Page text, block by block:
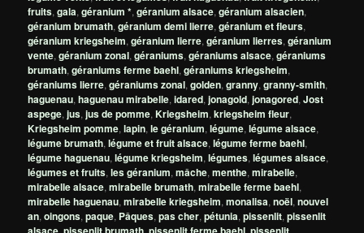
fruits,gala,géranium *,géranium alsace,géranium alsacien,
géranium brumath,géranium demi lierre,géranium et fleurs,
géranium kriegsheim,géranium lierre,géranium lierres,géranium
vente,géranium zonal,géraniums,géraniums alsace,géraniums
brumath,géraniums ferme baehl,géraniums kriegsheim,
géraniums lierre,géraniums zonal,golden,granny,granny-smith,
haguenau,haguenau mirabelle,idared,jonagold,jonagored,Jost
aspege,jus,jus de pomme,Kriegsheim,kriegsheim fleur,
Kriegsheim pomme,lapin,le géranium,légume,légume alsace,
légume brumath,légume et fruit alsace,légume ferme baehl,
légume haguenau,légume kriegsheim,légumes,légumes alsace,
légumes et fruits,les géranium,mâche,menthe,mirabelle,
mirabelle alsace,mirabelle brumath,mirabelle ferme baehl,
mirabelle haguenau,mirabelle kriegsheim,monalisa,noël,nouvel
an,oingons,paque, Pâques,pas cher,pétunia,pissenlit,pissenlit
, , ,